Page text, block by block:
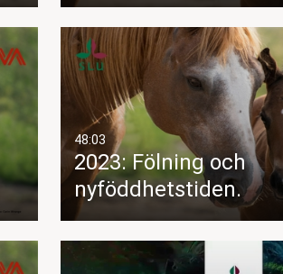
48:03
2023: Fölning och
nyföddhetstiden.